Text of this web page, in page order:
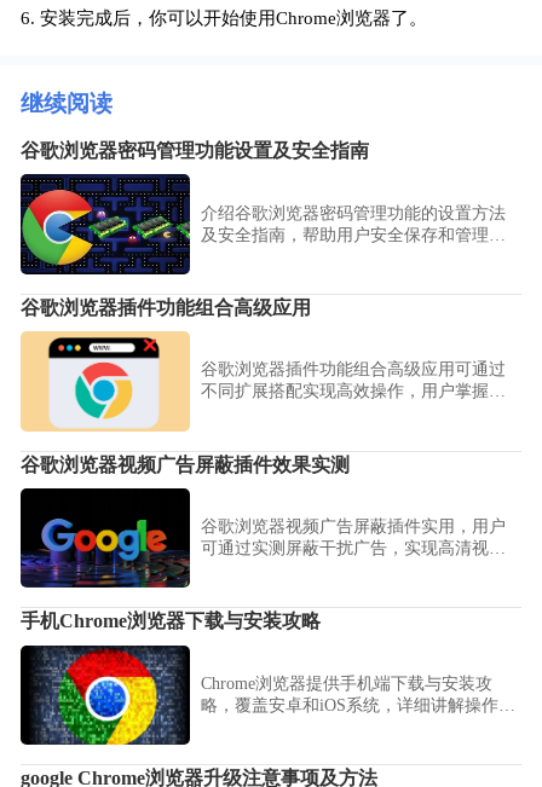
6. 安装完成后，你可以开始使用Chrome浏览器了。
继续阅读
谷歌浏览器密码管理功能设置及安全指南
介绍谷歌浏览器密码管理功能的设置方法
及安全指南，帮助用户安全保存和管理密
谷歌浏览器插件功能组合高级应用
谷歌浏览器插件功能组合高级应用可通过
不同扩展搭配实现高效操作，用户掌握技
谷歌浏览器视频广告屏蔽插件效果实测
谷歌浏览器视频广告屏蔽插件实用，用户
可通过实测屏蔽干扰广告，实现高清视频
手机Chrome浏览器下载与安装攻略
Chrome浏览器提供手机端下载与安装攻
略，覆盖安卓和iOS系统，详细讲解操作步
google Chrome浏览器升级注意事项及方法